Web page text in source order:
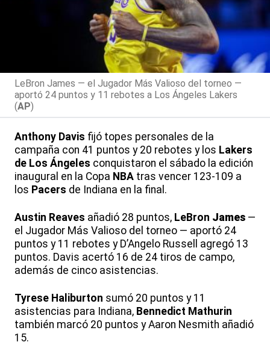
LeBron James — el Jugador Más Valioso del torneo —
aportó 24 puntos y 11 rebotes a Los Ángeles Lakers
(AP)
Anthony Davis fijó topes personales de la
campaña con 41 puntos y 20 rebotes y los Lakers
de Los Ángeles conquistaron el sábado la edición
inaugural en la Copa NBA tras vencer 123-109 a
los Pacers de Indiana en la final.
Austin Reaves añadió 28 puntos, LeBron James —
el Jugador Más Valioso del torneo — aportó 24
puntos y 11 rebotes y D’Angelo Russell agregó 13
puntos. Davis acertó 16 de 24 tiros de campo,
además de cinco asistencias.
Tyrese Haliburton sumó 20 puntos y 11
asistencias para Indiana, Bennedict Mathurin
también marcó 20 puntos y Aaron Nesmith añadió
15.